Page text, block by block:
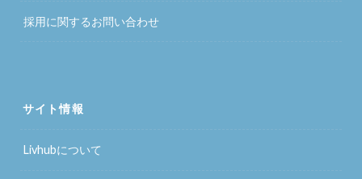
採用に関するお問い合わせ
サイト情報
Livhubについて